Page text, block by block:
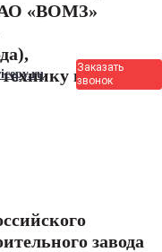
Заказать
звонок
АО «ВОМЗ»
под
завода